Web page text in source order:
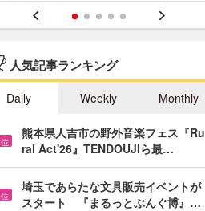
人気記事ランキング
Daily Weekly Monthly
位
熊本県人吉市の野外音楽フェス『Ru
ral Act'26』TENDOUJIら最…
位
埼玉であらたな文具販売イベントが
スタート 『まるっとぶんぐ博』…